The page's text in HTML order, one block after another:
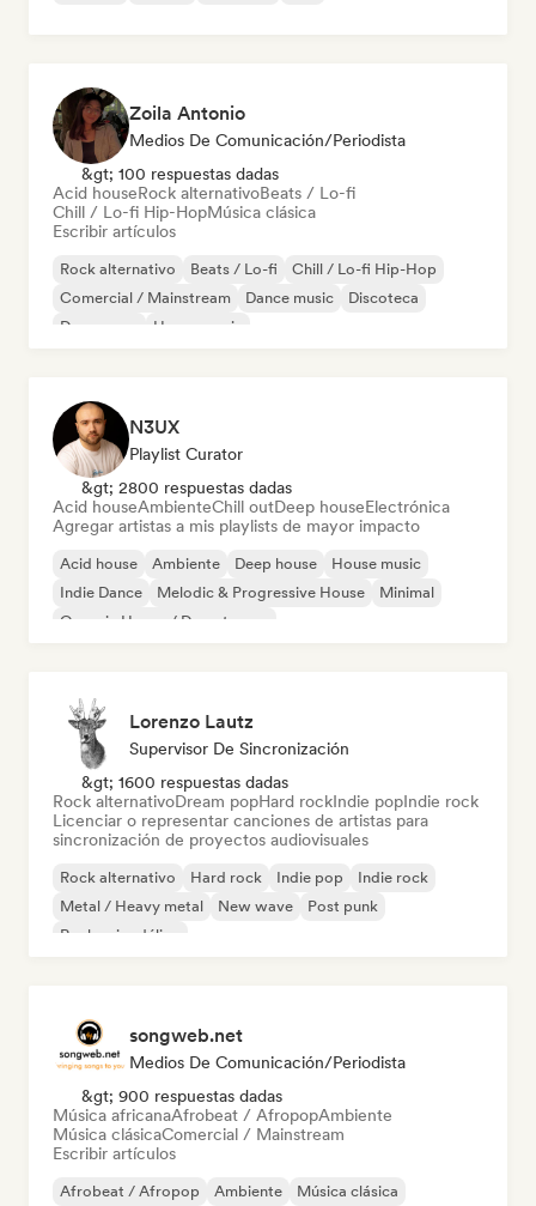
Zoila Antonio
Medios De Comunicación/Periodista
&gt; 100 respuestas dadas
Acid houseRock alternativoBeats / Lo-fi
Chill / Lo-fi Hip-HopMúsica clásica
Escribir artículos
Rock alternativo Beats / Lo-fi
Chill / Lo-fi Hip-Hop
Comercial / Mainstream
Dance music
Discoteca
Dream pop
House music
N3UX
Playlist Curator
&gt; 2800 respuestas dadas
Acid houseAmbienteChill outDeep houseElectrónica
Agregar artistas a mis playlists de mayor impacto
Acid house Ambiente Deep house
House music
Indie Dance
Melodic & Progressive House
Minimal
Organic House / Downtempo
Lorenzo Lautz
Supervisor De Sincronización
&gt; 1600 respuestas dadas
Rock alternativoDream popHard rockIndie popIndie rock
Licenciar o representar canciones de artistas para
sincronización de proyectos audiovisuales
Rock alternativo Hard rock Indie pop
Indie rock
Metal / Heavy metal
New wave
Post punk
Rock psicodélico
songweb.net
Medios De Comunicación/Periodista
&gt; 900 respuestas dadas
Música africanaAfrobeat / AfropopAmbiente
Música clásicaComercial / Mainstream
Escribir artículos
Afrobeat / Afropop Ambiente Música clásica